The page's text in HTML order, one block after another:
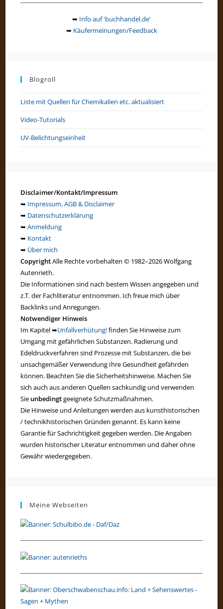
➥ Info auf 'buchhandel.de'
➥ Käufermeinungen/Feedback
Blogroll
Liste mit Quellen für Chemikalien etc. aktualisiert
Video-Tutorials
UV-Belichtungseinheit
Disclaimer/Kontakt/Impressum
➥ Impressum, AGB & Disclaimer
➥ Datenschutzerklärung
➥Anmeldung
➥ Kontakt
➥ Über mich
CopyrightAlle Rechte vorbehalten © 1982–2026 Wolfgang
Autenrieth.
Die Informationen sind nach bestem Wissen angegeben und
z.T. der Fachliteratur entnommen. Ich freue mich über
Backlinks und Anregungen.
Notwendiger Hinweis
Im Kapitel ➥Unfallverhütung!finden Sie Hinweise zum
Umgang mit gefährlichen Substanzen. Radierung und
Edeldruckverfahren sind Prozesse mit Substanzen, die bei
unsachgemäßer Verwendung Ihre Gesundheit gefährden
können. Beachten Sie die Sicherheitshinweise. Machen Sie
sich auch aus anderen Quellen sachkundig und verwenden
Sie unbedingtgeeignete Schutzmaßnahmen.
Die Hinweise und Anleitungen werden aus kunsthistorischen
/ technikhistorischen Gründen genannt. Es kann keine
Garantie für Sachrichtigkeit gegeben werden. Die Angaben
wurden historischer Literatur entnommen und daher ohne
Gewähr wiedergegeben.
Meine Webseiten